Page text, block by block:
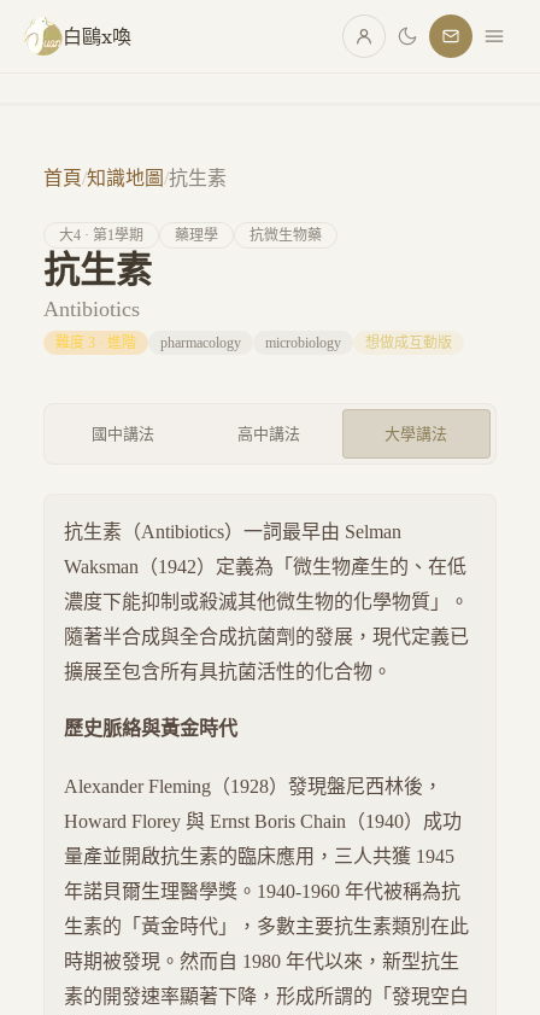
跳至主要內容
白鷗x喚
首頁/知識地圖/抗生素
大4 · 第1學期 藥理學 抗微生物藥
抗生素
Antibiotics
難度 3 · 進階 pharmacology microbiology 想做成互動版
國中講法 高中講法 大學講法
抗生素（Antibiotics）一詞最早由 Selman
Waksman（1942）定義為「微生物產生的、在低
濃度下能抑制或殺滅其他微生物的化學物質」。
隨著半合成與全合成抗菌劑的發展，現代定義已
擴展至包含所有具抗菌活性的化合物。
歷史脈絡與黃金時代
Alexander Fleming（1928）發現盤尼西林後，
Howard Florey 與 Ernst Boris Chain（1940）成功
量產並開啟抗生素的臨床應用，三人共獲 1945
年諾貝爾生理醫學獎。1940-1960 年代被稱為抗
生素的「黃金時代」，多數主要抗生素類別在此
時期被發現。然而自 1980 年代以來，新型抗生
素的開發速率顯著下降，形成所謂的「發現空白